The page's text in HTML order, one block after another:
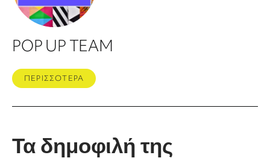
POP UP TEAM
ΠΕΡΙΣΣΟΤΕΡΑ
Τα δημοφιλή της